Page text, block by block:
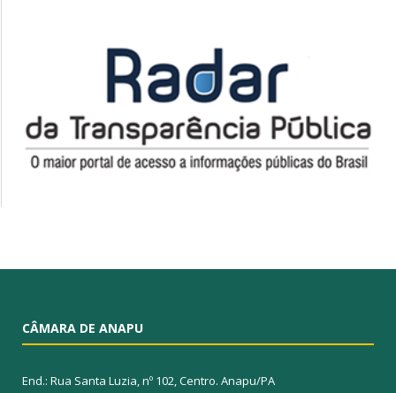
CÂMARA DE ANAPU
End.: Rua Santa Luzia, nº 102, Centro. Anapu/PA